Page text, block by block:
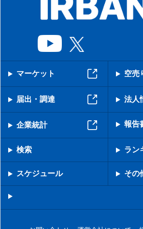
マーケット 空売
届出・調達 法人
企業統計 報告
検索 ラン
スケジュール その